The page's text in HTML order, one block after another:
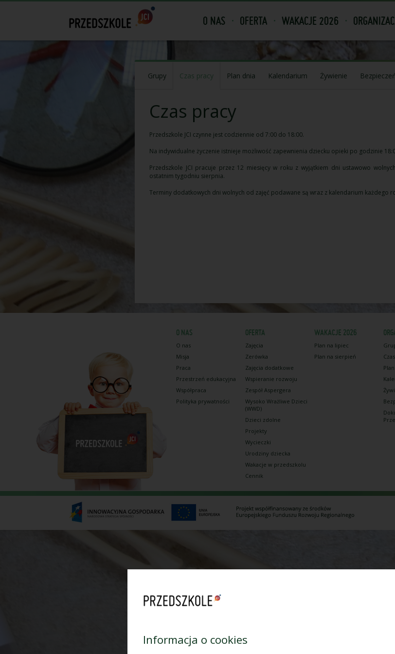
O NAS OFERTA WAKACJE 2026
Grupy Czas pracy Plan dnia Kalendarium Żywienie
Czas pracy
Przedszkole JCI czynne jest codziennie od 7:00 do 18:00.
Na indywidualne życzenie istnieje możliwość zapewnienia dziecku opieki po godzinie
Przedszkole JCI pracuje przez 12 miesięcy w roku z wyjątkiem dni ustawowo
ostatnim tygodniu sierpnia.
Terminy dodatkowych dni wolnych od zajęć podawane są wraz z kalendarium każdego
O NAS
O nas
Misja
Praca
Przestrzeń edukacyjna
Współpraca
Polityka prywatności
OFERTA
Zajęcia
Zerówka
Zajęcia dodatkowe
Wspieranie rozwoju
Zespół Aspergera
Wysoko Wrażliwe Dzieci
(WWD)
Dzieci zdolne
Projekty
Wycieczki
Urodziny dziecka
Wakacje w przedszkolu
Cennik
WAKACJE 2026
Plan na lipiec
Plan na sierpień
Informacja o cookies